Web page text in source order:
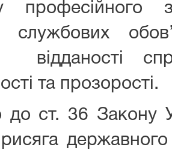
професійного
службових
відданості
та прозорості.
до ст. 36 Закону